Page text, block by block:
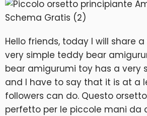
Hello friends, today I will share
very simple teddy bear
bear amigurumi toy has a very
and I have to say that it is at a
followers can do. Questo
perfetto per le piccole mani da